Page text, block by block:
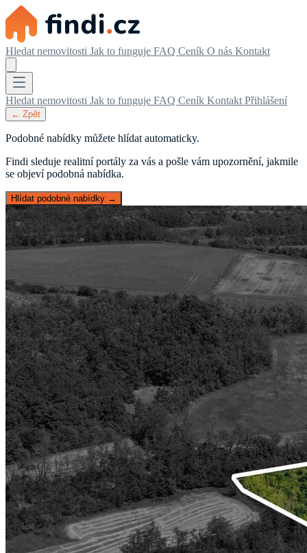
Hledat nemovitosti Jak to funguje FAQ Ceník O nás Kontakt
Hledat nemovitosti Jak to funguje FAQ Ceník Kontakt Přihlášení
← Zpět
Podobné nabídky můžete hlídat automaticky.
Findi sleduje realitní portály za vás a pošle vám upozornění, jakmile
se objeví podobná nabídka.
Hlídat podobné nabídky →